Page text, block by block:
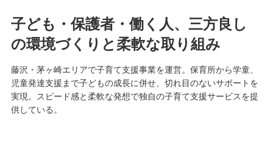
子ども・保護者・働く人、三方良し
の環境づくりと柔軟な取り組み
藤沢・茅ヶ崎エリアで子育て支援事業を運営。保育所から学童、
児童発達支援まで子どもの成長に併せ、切れ目のないサポートを
実現。スピード感と柔軟な発想で独自の子育て支援サービスを提
供している。